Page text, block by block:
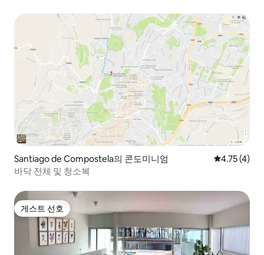
Santiago de Compostela의 콘도미니엄 평점 4.75점
4.75 (4)
바닥 전체 및 청소복
게스트 선호
게스트 선호